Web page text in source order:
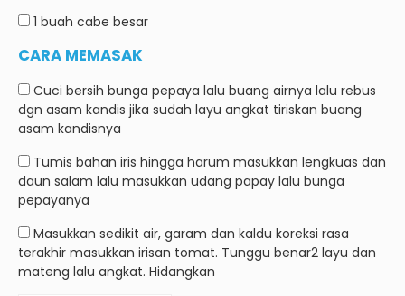
1 buah cabe besar
CARA MEMASAK
Cuci bersih bunga pepaya lalu buang airnya lalu rebus
dgn asam kandis jika sudah layu angkat tiriskan buang
asam kandisnya
Tumis bahan iris hingga harum masukkan lengkuas dan
daun salam lalu masukkan udang papay lalu bunga
pepayanya
Masukkan sedikit air, garam dan kaldu koreksi rasa
terakhir masukkan irisan tomat. Tunggu benar2 layu dan
mateng lalu angkat. Hidangkan